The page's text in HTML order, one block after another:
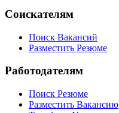
Соискателям
Поиск Вакансий
Разместить Резюме
Работодателям
Поиск Резюме
Разместить Вакансию